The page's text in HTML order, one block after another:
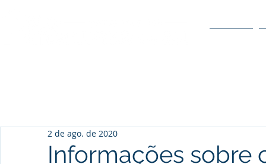
Informações sobre
2 de ago. de 2020